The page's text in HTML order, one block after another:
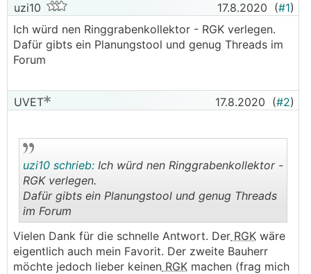
uzi10 17.8.2020 (#1)
Ich würd nen Ringgrabenkollektor - RGK verlegen.
Dafür gibts ein Planungstool und genug Threads im
Forum
UVET 17.8.2020 (#2)
..
uzi10 schrieb: Ich würd nen Ringgrabenkollektor -
RGK verlegen.
Dafür gibts ein Planungstool und genug Threads
im Forum
Vielen Dank für die schnelle Antwort. Der RGK wäre
eigentlich auch mein Favorit. Der zweite Bauherr
möchte jedoch lieber keinen RGK machen (frag mich